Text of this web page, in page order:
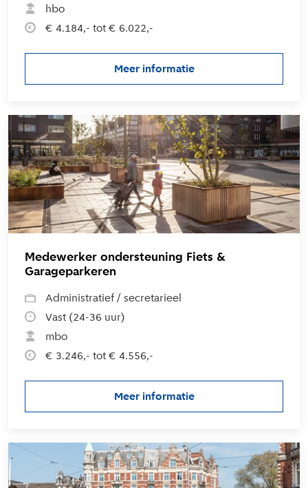
hbo
€ 4.184,- tot € 6.022,-
Meer informatie
over de vacature Senior
Medewerker ondersteuning Fiets &
Garageparkeren
Administratief / secretarieel
Vast (24-36 uur)
mbo
€ 3.246,- tot € 4.556,-
Meer informatie
over de vacature